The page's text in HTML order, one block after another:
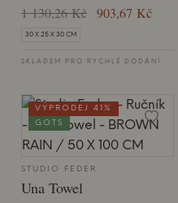
1 130,26 Kč 903,67 Kč
30 X 25 X 30 CM
SKLADEM PRO RYCHLÉ DODÁNÍ
STUDIO FEDER
Una Towel
VÝPRODEJ 41%
GOTS